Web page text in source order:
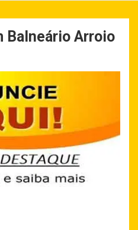
Balneário Arroio